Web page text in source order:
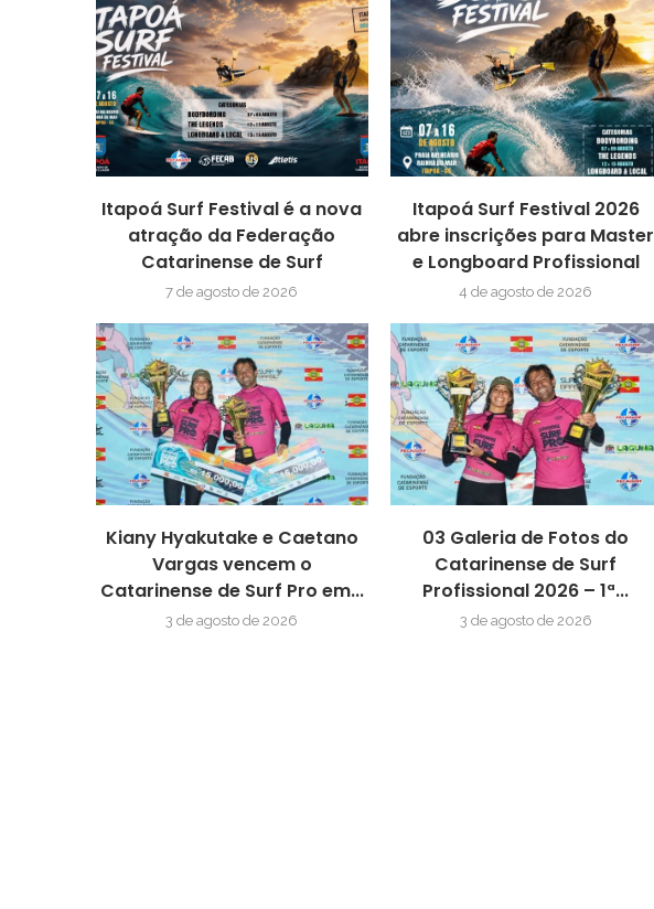
Itapoá Surf Festival é a nova
atração da Federação
Catarinense de Surf
7 de agosto de 2026
Itapoá Surf Festival 2026
abre inscrições para Master
e Longboard Profissional
4 de agosto de 2026
Kiany Hyakutake e Caetano
Vargas vencem o
Catarinense de Surf Pro em...
3 de agosto de 2026
03 Galeria de Fotos do
Catarinense de Surf
Profissional 2026 – 1ª...
3 de agosto de 2026